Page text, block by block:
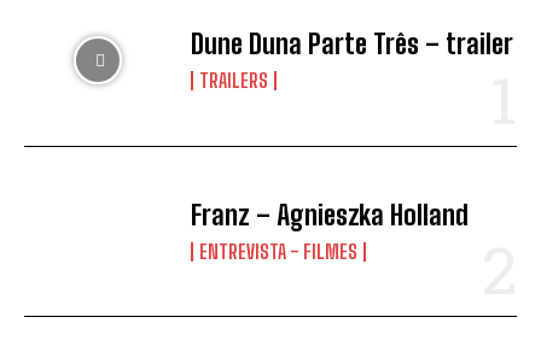
Dune Duna Parte Três – trailer
TRAILERS
Franz – Agnieszka Holland
ENTREVISTA - FILMES